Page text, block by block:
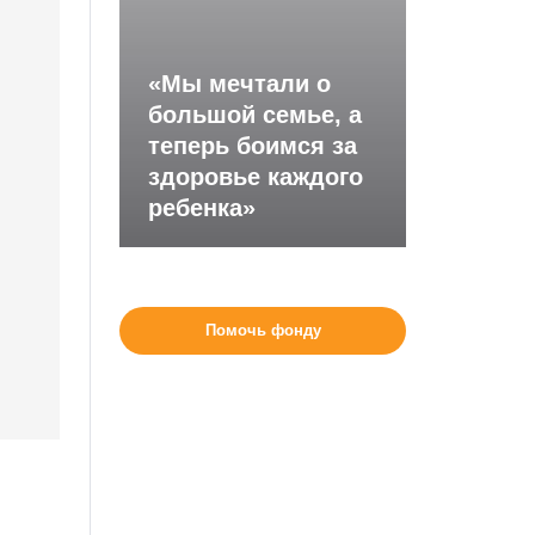
«Мы мечтали о
большой семье, а
теперь боимся за
здоровье каждого
ребенка»
Помочь фонду